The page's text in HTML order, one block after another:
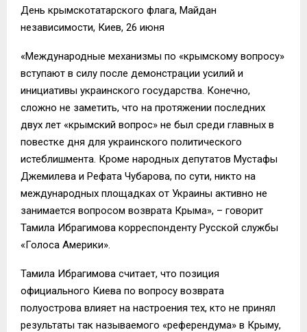
День крымскотатарского флага, Майдан
независимости, Киев, 26 июня
«Международные механизмы по «крымскому вопросу»
вступают в силу после демонстрации усилий и
инициативы украинского государства. Конечно,
сложно не заметить, что на протяжении последних
двух лет «крымский вопрос» не был среди главных в
повестке дня для украинского политического
истеблишмента. Кроме народных депутатов Мустафы
Джемилева и Рефата Чубарова, по сути, никто на
международных площадках от Украины активно не
занимается вопросом возврата Крыма», – говорит
Тамила Ибрагимова корреспонденту Русской службы
«Голоса Америки».
Тамила Ибрагимова считает, что позиция
официального Киева по вопросу возврата
полуострова влияет на настроения тех, кто не принял
результаты так называемого «референдума» в Крыму,